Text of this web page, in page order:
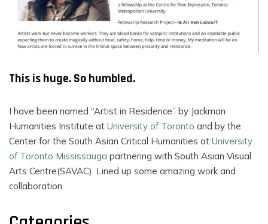
This is huge. So humbled.
I have been named “Artist in Residence” by Jackman
Humanities Institute at University of Toronto and by the
Center for the South Asian Critical Humanities at University
of Toronto Mississauga partnering with South Asian Visual
Arts Centre(SAVAC). Lined up some amazing work and
collaboration.